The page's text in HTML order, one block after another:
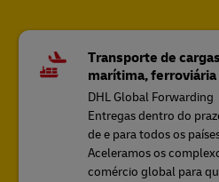
Transporte de
marítima, ferroviária
DHL Global Forwarding
Entregas dentro do
de e para todos os
Aceleramos os
comércio global para